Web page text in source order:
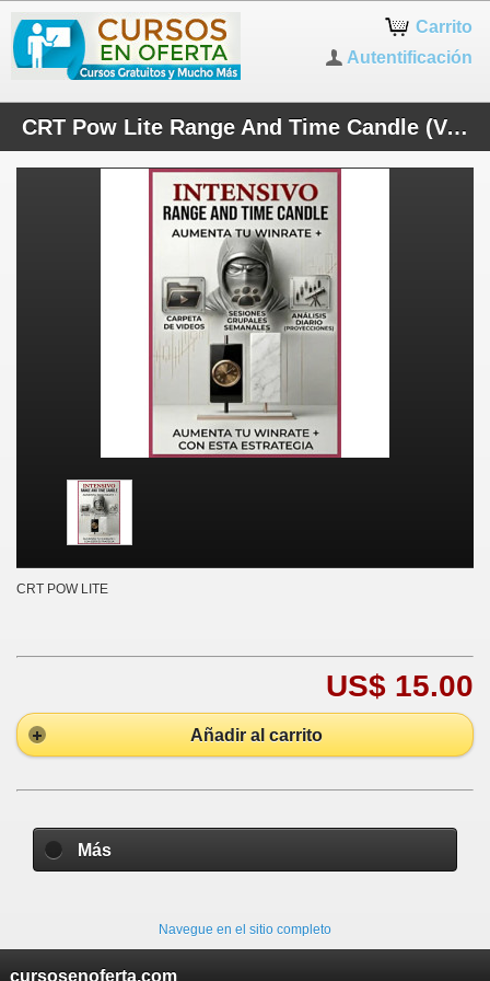
Carrito
Autentificación
CRT Pow Lite Range And Time Candle (Voz a Español)
CRT POW LITE
US$ 15.00
Añadir al carrito
Más
Navegue en el sitio completo
cursosenoferta.com